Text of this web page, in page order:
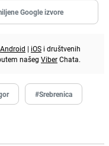
Google izvore
Android | iOS i društvenih
našeg ViberChata.
#Srebrenica